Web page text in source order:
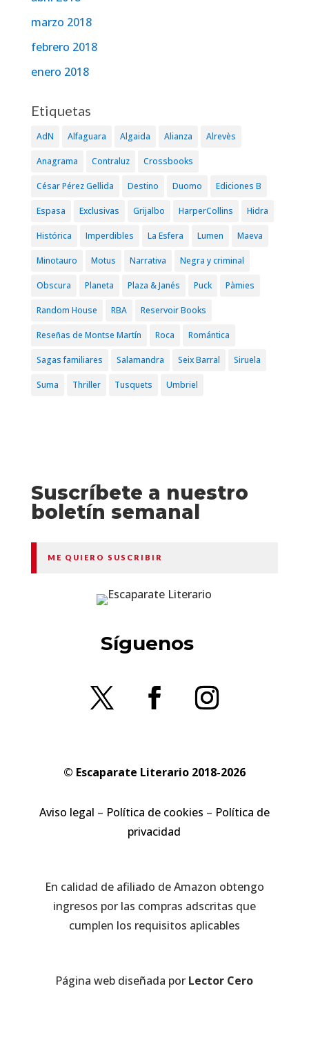
marzo 2018
febrero 2018
enero 2018
Etiquetas
AdN Alfaguara Algaida Alianza Alrevès
Anagrama Contraluz Crossbooks
César Pérez Gellida Destino Duomo Ediciones B
Espasa Exclusivas Grijalbo HarperCollins Hidra
Histórica Imperdibles La Esfera Lumen Maeva
Minotauro Motus Narrativa Negra y criminal
Obscura Planeta Plaza & Janés Puck Pàmies
Random House RBA Reservoir Books
Reseñas de Montse Martín Roca Romántica
Sagas familiares Salamandra Seix Barral Siruela
Suma Thriller Tusquets Umbriel
Suscríbete a nuestro
boletín semanal
ME QUIERO SUSCRIBIR
Síguenos
© Escaparate Literario 2018-2026
Aviso legal – Política de cookies – Política de
privacidad
En calidad de afiliado de Amazon obtengo
ingresos por las compras adscritas que
cumplen los requisitos aplicables
Página web diseñada por Lector Cero